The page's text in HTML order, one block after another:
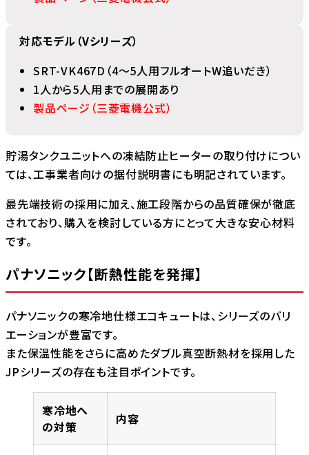
対応モデル（Vシリーズ）
SRT-VK467D（4～5人用フルオートW追いだき）
1人から5人用までの展開あり
製品ページ（三菱電機公式）
貯湯タンクユニットへの凍結防止ヒーターの取り付けについ
ては、工事業者向けの据付説明書にも明記されています。
最先端技術の採用に加え、施工段階からの品質確保が徹底
されており、購入を検討している方にとって大きな安心材料
です。
パナソニック【断熱性能を発揮】
パナソニックの寒冷地仕様エコキュートは、シリーズのバリ
エーションが豊富です。
また保温性能をさらに高めたダブル真空断熱材を採用した
JPシリーズの存在も注目ポイントです。
寒冷地へ
の対策
内容